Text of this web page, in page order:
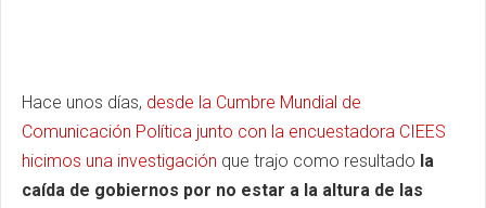
Hace unos días, desde la Cumbre Mundial de
Comunicación Política junto con la encuestadora CIEES
hicimos una investigación que trajo como resultado la
caída de gobiernos por no estar a la altura de las